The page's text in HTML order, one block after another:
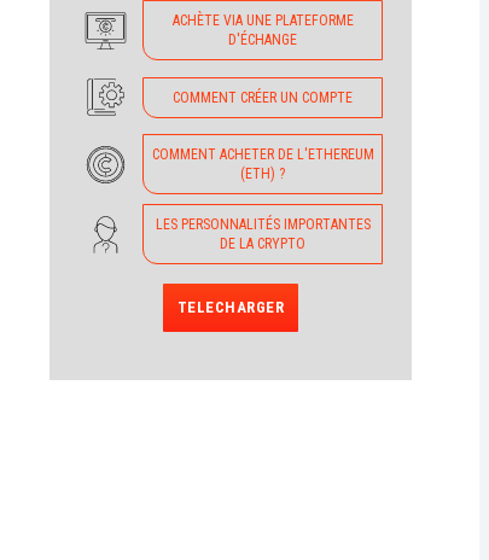
ACHÈTE VIA UNE PLATEFORME
D'ÉCHANGE
COMMENT CRÉER UN COMPTE
COMMENT ACHETER DE L'ETHEREUM
(ETH) ?
LES PERSONNALITÉS IMPORTANTES
DE LA CRYPTO
TELECHARGER